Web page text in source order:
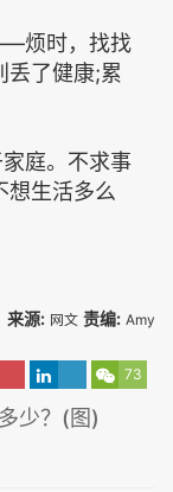
烦时，找找
丢了健康;累
庭。不求事
想生活多么
来源: 网文 责编: Amy
73
少？(图)